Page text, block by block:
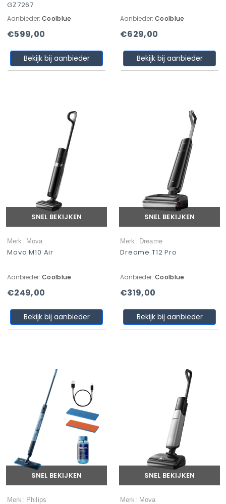
GZ7267
Aanbieder: Coolblue
€599,00
Bekijk bij aanbieder
Aanbieder: Coolblue
€629,00
Bekijk bij aanbieder
SNEL BEKIJKEN
Merk: Mova
Mova M10 Air
Aanbieder: Coolblue
€249,00
Bekijk bij aanbieder
SNEL BEKIJKEN
Merk: Dreame
Dreame T12 Pro
Aanbieder: Coolblue
€319,00
Bekijk bij aanbieder
SNEL BEKIJKEN
Merk: Philips
SNEL BEKIJKEN
Merk: Mova